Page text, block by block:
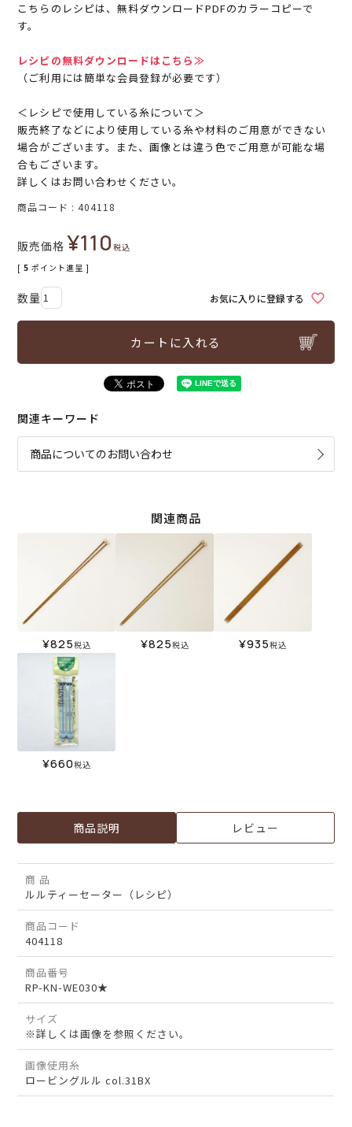
こちらのレシピは、無料ダウンロードPDFのカラーコピーで
す。
レシピの無料ダウンロードはこちら≫
（ご利用には簡単な会員登録が必要です）
＜レシピで使用している糸について＞
販売終了などにより使用している糸や材料のご用意ができない
場合がございます。また、画像とは違う色でご用意が可能な場
合もございます。
詳しくはお問い合わせください。
商品コード 404118
販売価格 ¥110税込
[ 5 ポイント進呈 ]
お気に入りに登録する
カートに入れる
関連キーワード
商品についてのお問い合わせ
関連商品
¥825税込 ¥825税込 ¥935税込
¥660税込
商品説明 レビュー
商 品
ルルティーセーター（レシピ）
商品コード
404118
商品番号
RP-KN-WE030★
サイズ
※詳しくは画像を参照ください。
画像使用糸
ロービングルル col.31BX